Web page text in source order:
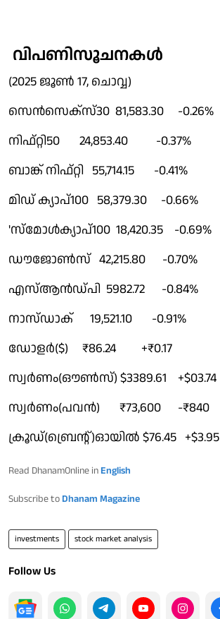
വിപണിസൂചനകൾ
(2025 ജൂൺ 17, ചൊവ്വ)
സെൻസെക്സ്30 81,583.30 -0.26%
നിഫ്റ്റി50 24,853.40 -0.37%
ബാങ്ക് നിഫ്റ്റി 55,714.15 -0.41%
മിഡ് ക്യാപ്100 58,379.30 -0.66%
'സ്മോൾക്യാപ്100 18,420.35 -0.69%
ഡൗജോൺസ് 42,215.80 -0.70%
എസ്ആൻഡ്പി 5982.72 -0.84%
നാസ്ഡാക് 19,521.10 -0.91%
ഡോളർ($) ₹86.24 +₹0.17
സ്വർണം(ഔൺസ്) $3389.61 +$03.74
സ്വർണം(പവൻ) ₹73,600 -₹840
ക്രൂഡ്(ബ്രെൻ്റ്)ഓയിൽ $76.45 +$3.95
Read DhanamOnline in English
Subscribe to Dhanam Magazine
investments stock market analysis
Follow Us